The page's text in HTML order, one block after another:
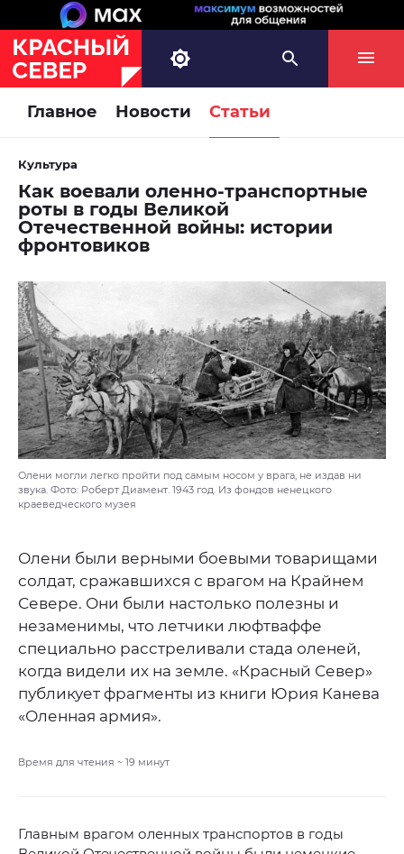
Главное Новости Статьи
Культура
Как воевали оленно-транспортные
роты в годы Великой
Отечественной войны: истории
фронтовиков
Олени могли легко пройти под самым носом у врага, не издав ни
звука. Фото: Роберт Диамент. 1943 год. Из фондов ненецкого
краеведческого музея
Олени были верными боевыми товарищами
солдат, сражавшихся с врагом на Крайнем
Севере. Они были настолько полезны и
незаменимы, что летчики люфтваффе
специально расстреливали стада оленей,
когда видели их на земле. «Красный Север»
публикует фрагменты из книги Юрия Канева
«Оленная армия».
Время для чтения ~ 19 минут
Главным врагом оленных транспортов в годы